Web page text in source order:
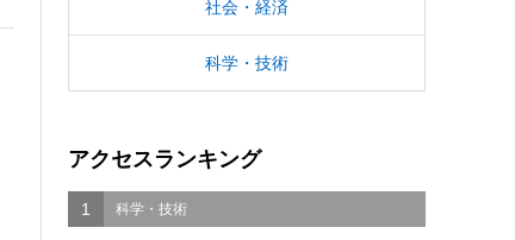
社会・経済
科学・技術
アクセスランキング
1 科学・技術